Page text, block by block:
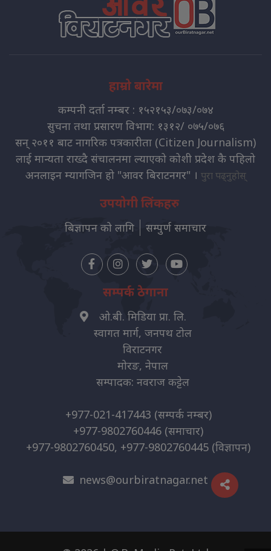
हाम्रो बारेमा
कम्पनी दर्ता नम्बर : १५२१५३/०७३/०७४
सुचना तथा प्रसारण विभाग: १३१२/ ०७५/०७६
सन् २०११ बाट नागरिक पत्रकारीता (Citizen Journalism)
लाई मान्यता राख्दै संचालनमा ल्याएको कोशी प्रदेश कै पहिलो
अनलाइन म्यागजिन हो "आवर बिराटनगर" । पुरा पढ्नुहोस्
उपयोगी लिंकहरु
बिज्ञापन को लागि सम्पुर्ण समाचार
सम्पर्क ठेगाना
ओ.बी. मिडिया प्रा. लि.
स्वागत मार्ग, जनपथ टोल
विराटनगर
मोरङ, नेपाल
सम्पादक: नवराज कट्टेल
+977-021-417443 (सम्पर्क नम्बर)
+977-9802760446 (समाचार)
+977-9802760450, +977-9802760445 (विज्ञापन)
news@ourbiratnagar.net